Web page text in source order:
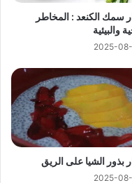
سمك الكنعد : المخاطر
والبيئية
2025-
بذور الشيا على الريق
2025-